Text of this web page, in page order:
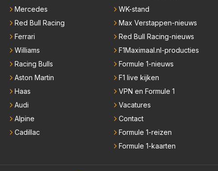
Mercedes
Red Bull Racing
Ferrari
Williams
Racing Bulls
Aston Martin
Haas
Audi
Alpine
Cadillac
WK-stand
Max Verstappen-nieuws
Red Bull Racing-nieuws
F1Maximaal.nl-producties
Formule 1-nieuws
F1 live kijken
VPN en Formule 1
Vacatures
Contact
Formule 1-reizen
Formule 1-kaarten